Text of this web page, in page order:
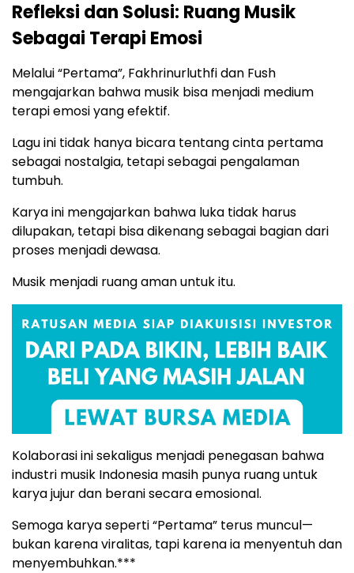
Refleksi dan Solusi: Ruang Musik
Sebagai Terapi Emosi
Melalui “Pertama”, Fakhrinurluthfi dan Fush
mengajarkan bahwa musik bisa menjadi medium
terapi emosi yang efektif.
Lagu ini tidak hanya bicara tentang cinta pertama
sebagai nostalgia, tetapi sebagai pengalaman
tumbuh.
Karya ini mengajarkan bahwa luka tidak harus
dilupakan, tetapi bisa dikenang sebagai bagian dari
proses menjadi dewasa.
Musik menjadi ruang aman untuk itu.
Kolaborasi ini sekaligus menjadi penegasan bahwa
industri musik Indonesia masih punya ruang untuk
karya jujur dan berani secara emosional.
Semoga karya seperti “Pertama” terus muncul—
bukan karena viralitas, tapi karena ia menyentuh dan
menyembuhkan.***